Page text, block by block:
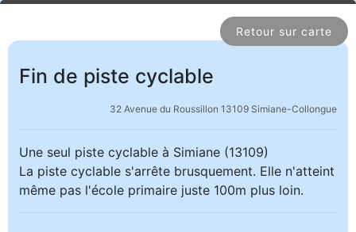
Retour sur carte
Fin de piste cyclable
32 Avenue du Roussillon 13109 Simiane-Collongue
Une seul piste cyclable à Simiane (13109)
La piste cyclable s'arrête brusquement. Elle n'atteint
même pas l'école primaire juste 100m plus loin.